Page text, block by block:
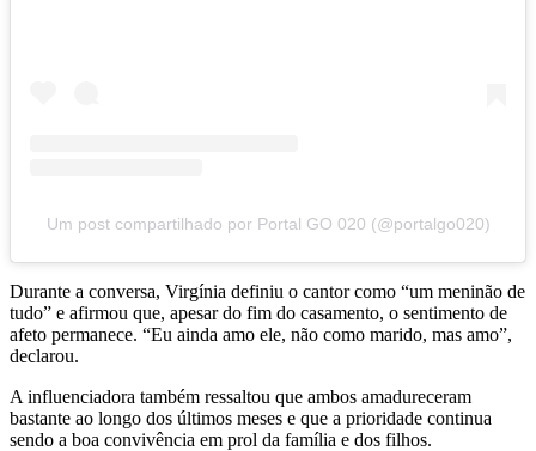
Um post compartilhado por Portal GO 020 (@portalgo020)
Durante a conversa, Virgínia definiu o cantor como “um meninão de
tudo” e afirmou que, apesar do fim do casamento, o sentimento de
afeto permanece. “Eu ainda amo ele, não como marido, mas amo”,
declarou.
A influenciadora também ressaltou que ambos amadureceram
bastante ao longo dos últimos meses e que a prioridade continua
sendo a boa convivência em prol da família e dos filhos.